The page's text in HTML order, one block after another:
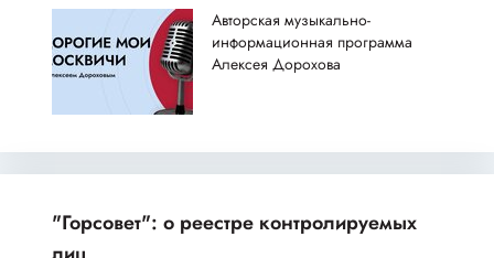
Авторская музыкально-
информационная программа
Алексея Дорохова
"Горсовет": о реестре контролируемых